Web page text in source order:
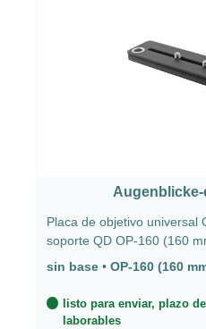
Placa de objetivo universal
soporte QD OP-160 (160
sin base • OP-160 (160
listo para enviar, plazo
laborables